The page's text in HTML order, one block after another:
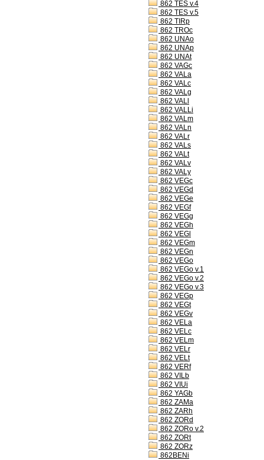
862 TES v.4
862 TES v.5
862 TIRp
862 TROc
862 UNAo
862 UNAp
862 UNAt
862 VAGc
862 VALa
862 VALc
862 VALg
862 VALl
862 VALLi
862 VALm
862 VALn
862 VALr
862 VALs
862 VALt
862 VALv
862 VALy
862 VEGc
862 VEGd
862 VEGe
862 VEGf
862 VEGg
862 VEGh
862 VEGl
862 VEGm
862 VEGn
862 VEGo
862 VEGo v.1
862 VEGo v.2
862 VEGo v.3
862 VEGp
862 VEGt
862 VEGv
862 VELa
862 VELc
862 VELm
862 VELr
862 VELt
862 VERf
862 VILb
862 VIUi
862 YAGb
862 ZAMa
862 ZARh
862 ZORd
862 ZORo v.2
862 ZORt
862 ZORz
862BENi